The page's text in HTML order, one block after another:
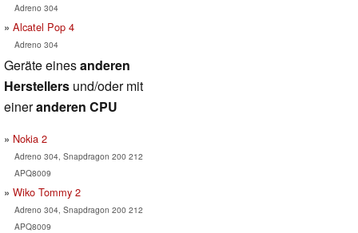
Adreno 304
Alcatel Pop 4
Adreno 304
Geräte einesanderen
Herstellers und/oder mit
eineranderen CPU
Nokia 2
Adreno 304, Snapdragon 200 212
APQ8009
Wiko Tommy 2
Adreno 304, Snapdragon 200 212
APQ8009